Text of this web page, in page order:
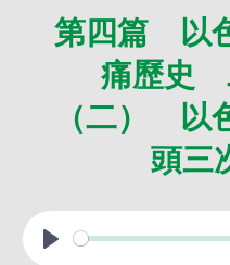
第四篇 以
痛歷史
（二） 以
頭三